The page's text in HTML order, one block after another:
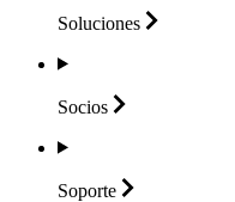
Soluciones
Socios
Soporte